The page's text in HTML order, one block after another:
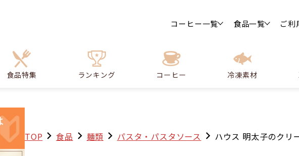
コーヒー一覧 食品一覧 ご利
食品特集 ランキング コーヒー 冷凍素材
TOP 食品 麺類 パスタ・パスタソース ハウス 明太子のクリ